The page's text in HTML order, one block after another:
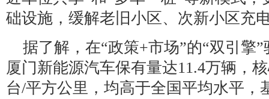
础设施，缓解老旧小区、次新小区充
据了解，在“政策+市场”的“双引擎
厦门新能源汽车保有量达11.4万辆，
台/平方公里，均高于全国平均水平，